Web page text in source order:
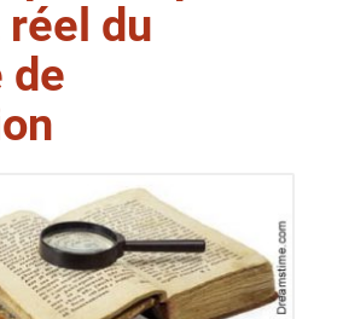
du
de